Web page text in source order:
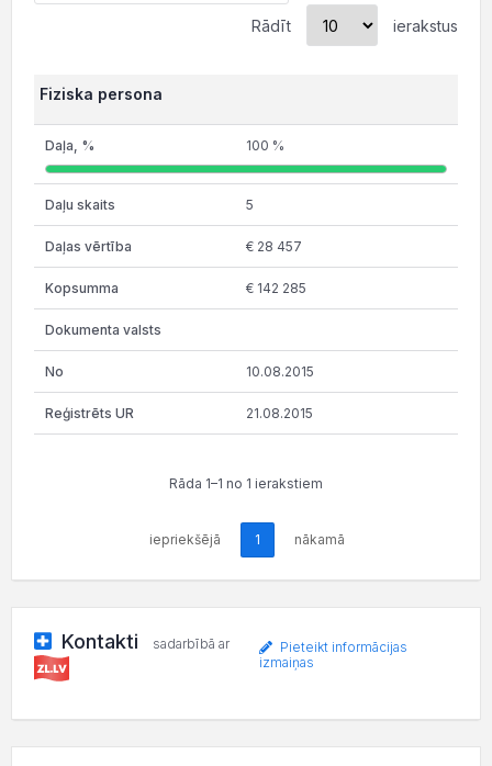
Rādīt ierakstus
Fiziska persona
100 %
5
€ 28 457
€ 142 285
10.08.2015
21.08.2015
Rāda 1–1 no 1 ierakstiem
iepriekšējā 1 nākamā
Kontakti sadarbībā ar
Pieteikt informācijas
izmaiņas